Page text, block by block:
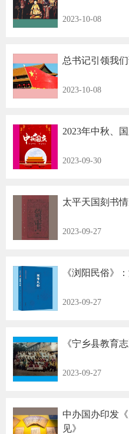
2023-10-08
总书记引领我
2023-10-08
2023年中秋、
2023-09-30
太平天国刻书
2023-09-27
《浏阳民俗》
2023-09-27
《宁乡县教育
2023-09-27
中办国办印发
见》